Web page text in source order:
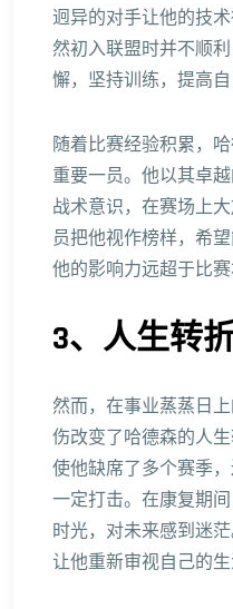
迥异的对手让他的技
然初入联盟时并不顺
懈，坚持训练，提高自
随着比赛经验积累，
重要一员。他以其卓
战术意识，在赛场上
员把他视作榜样，希
他的影响力远超于比赛
3、人生转
然而，在事业蒸蒸日
伤改变了哈德森的人
使他缺席了多个赛季
一定打击。在康复期
时光，对未来感到迷
让他重新审视自己的生